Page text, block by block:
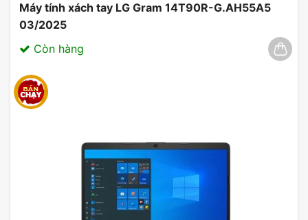
Máy tính xách tay LG Gram 14T90R-G.AH55A5
03/2025
Còn hàng